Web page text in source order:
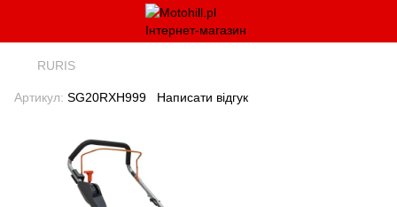
RURIS
Артикул: SG20RXH999 Написати відгук